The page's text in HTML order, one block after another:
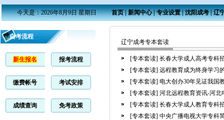
今天是：2026年8月9日 星期日 首页|新闻中心|专业设置|沈阳成考|辽
自考流程
新生报名 报考流程
缴费帐号 考试安排
成绩查询 免考政策
辽宁成考专本套读
[专本套读] 长春大学成人高考专科
[专本套读] 远程教育成为终身学习
[专本套读] 电大创办30年见证我国
[专本套读] 河北远程教育资讯-河北
[专本套读] 长春大学成人教育专科
[专本套读] 中央广播电视大学专科